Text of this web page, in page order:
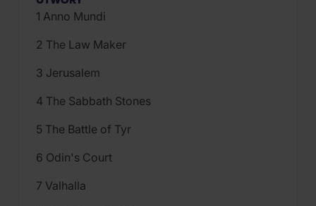
1 Anno Mundi
2 The Law Maker
3 Jerusalem
4 The Sabbath Stones
5 The Battle of Tyr
6 Odin's Court
7 Valhalla